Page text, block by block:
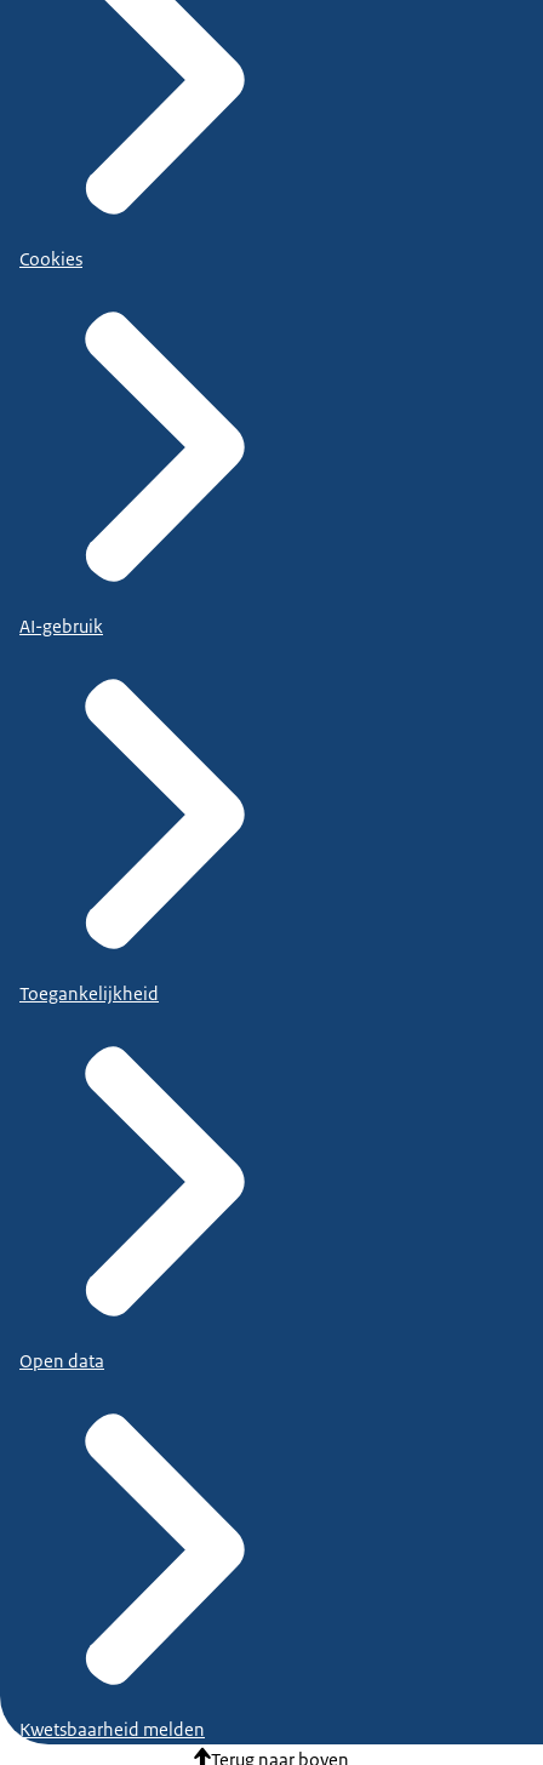
Cookies
AI-gebruik
Toegankelijkheid
Open data
Kwetsbaarheid melden
Terug naar boven